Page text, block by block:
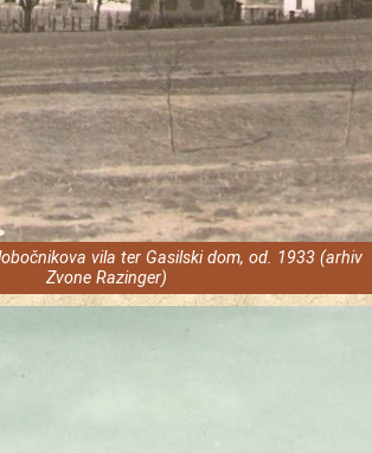
vila ter Gasilski dom, od. 1933 (arhiv
Zvone Razinger)